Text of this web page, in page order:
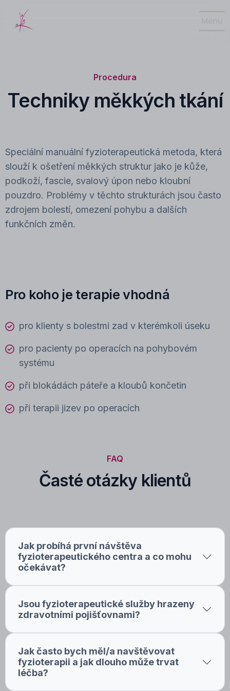
Procedura
Techniky měkkých tkání
Speciální manuální fyzioterapeutická metoda, která
slouží k ošetření měkkých struktur jako je kůže,
podkoží, fascie, svalový úpon nebo kloubní
pouzdro. Problémy v těchto strukturách jsou často
zdrojem bolestí, omezení pohybu a dalších
funkčních změn.
Pro koho je terapie vhodná
pro klienty s bolestmi zad v kterémkoli úseku
pro pacienty po operacích na pohybovém
systému
při blokádách páteře a kloubů končetin
při terapii jizev po operacích
FAQ
Časté otázky klientů
Jak probíhá první návštěva
fyzioterapeutického centra a co mohu
očekávat?
Jsou fyzioterapeutické služby hrazeny
zdravotními pojišťovnami?
Jak často bych měl/a navštěvovat
fyzioterapii a jak dlouho může trvat
léčba?